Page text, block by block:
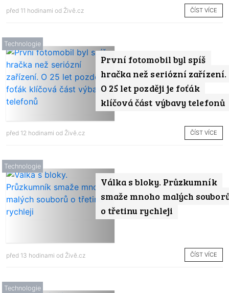
před 11 hodinami od Živě.cz ČÍST VÍCE
První fotomobil byl spíš
hračka než seriózní zařízení.
O 25 let později je foťák
klíčová část výbavy telefonů
Technologie
před 12 hodinami od Živě.cz ČÍST VÍCE
Válka s bloky. Průzkumník
smaže mnoho malých
o třetinu rychleji
Technologie
před 13 hodinami od Živě.cz ČÍST VÍCE
Technologie